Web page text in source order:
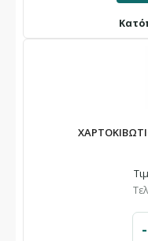
-